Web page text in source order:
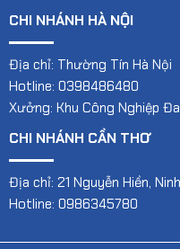
CHI NHÁNH HÀ NỘI
Địa chỉ: Thường Tín Hà Nội
Hotline: 0398486480
Xưởng: Khu Công Nghiệp
CHI NHÁNH CẦN THƠ
Địa chỉ: 21 Nguyễn Hiền,
Hotline: 0986345780